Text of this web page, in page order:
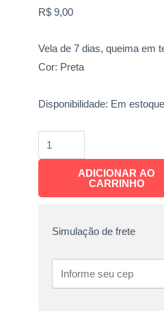
R$ 9,00
Vela de 7 dias, queima em
Cor: Preta
Disponibilidade: Em estoque
ADICIONAR AO
CARRINHO
Simulação de frete